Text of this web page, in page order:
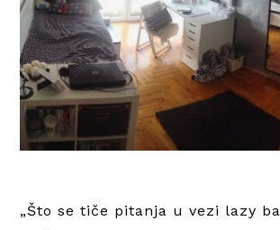
„Što se tiče pitanja u vezi lazy